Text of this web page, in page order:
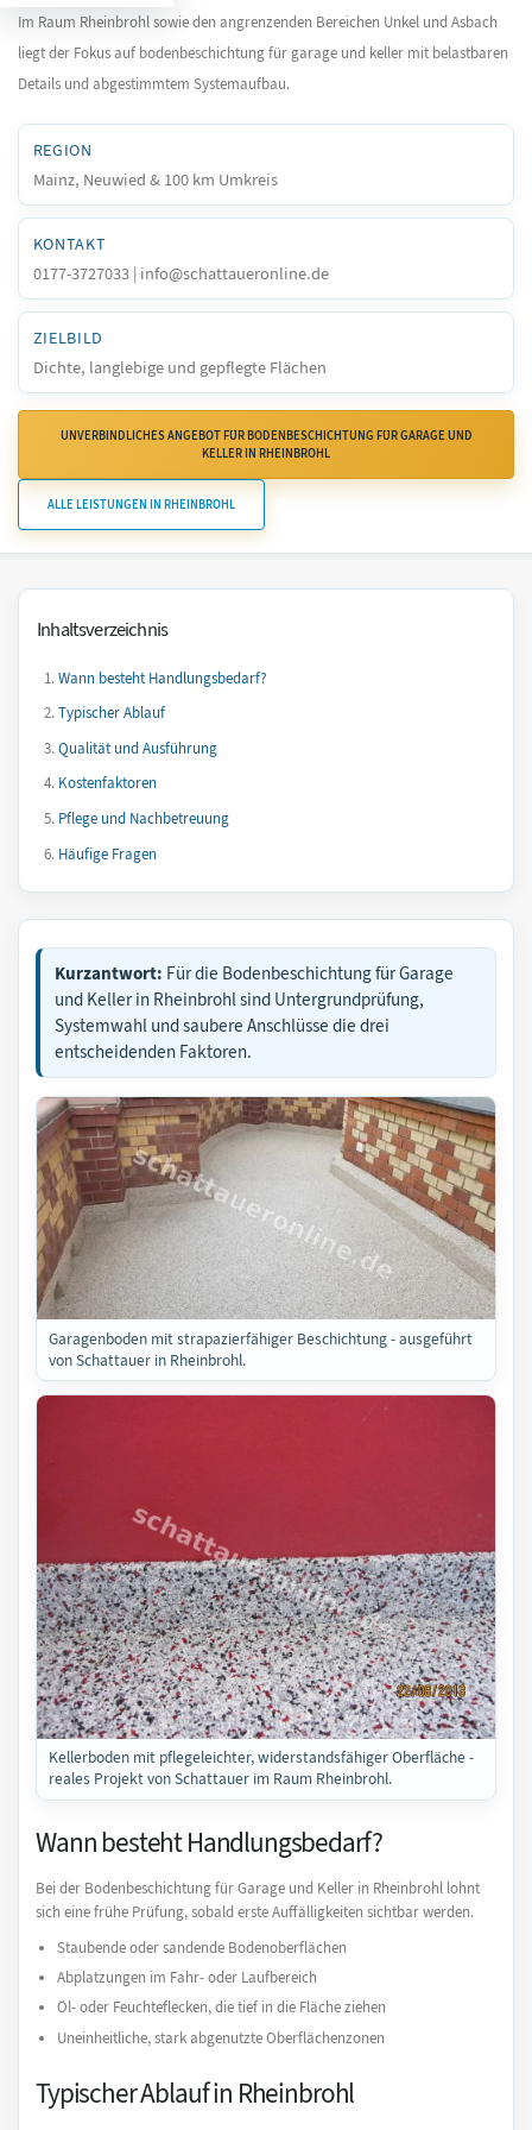
Im Raum Rheinbrohl sowie den angrenzenden Bereichen Unkel und Asbach
liegt der Fokus auf bodenbeschichtung für garage und keller mit belastbaren
Details und abgestimmtem Systemaufbau.
REGION
Mainz, Neuwied & 100 km Umkreis
KONTAKT
0177-3727033 | info@schattaueronline.de
ZIELBILD
Dichte, langlebige und gepflegte Flächen
UNVERBINDLICHES ANGEBOT FÜR BODENBESCHICHTUNG FÜR GARAGE UND
KELLER IN RHEINBROHL
ALLE LEISTUNGEN IN RHEINBROHL
Inhaltsverzeichnis
Wann besteht Handlungsbedarf?
Typischer Ablauf
Qualität und Ausführung
Kostenfaktoren
Pflege und Nachbetreuung
Häufige Fragen
Kurzantwort: Für die Bodenbeschichtung für Garage
und Keller in Rheinbrohl sind Untergrundprüfung,
Systemwahl und saubere Anschlüsse die drei
entscheidenden Faktoren.
Garagenboden mit strapazierfähiger Beschichtung - ausgeführt
von Schattauer in Rheinbrohl.
Kellerboden mit pflegeleichter, widerstandsfähiger Oberfläche -
reales Projekt von Schattauer im Raum Rheinbrohl.
Wann besteht Handlungsbedarf?
Bei der Bodenbeschichtung für Garage und Keller in Rheinbrohl lohnt
sich eine frühe Prüfung, sobald erste Auffälligkeiten sichtbar werden.
Staubende oder sandende Bodenoberflächen
Abplatzungen im Fahr- oder Laufbereich
Öl- oder Feuchteflecken, die tief in die Fläche ziehen
Uneinheitliche, stark abgenutzte Oberflächenzonen
Typischer Ablauf in Rheinbrohl